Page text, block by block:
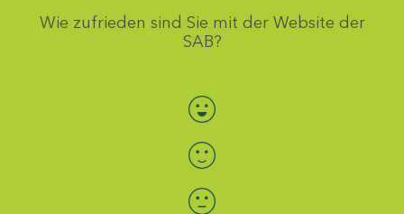
Wie zufrieden sind Sie mit der Website der
SAB?
Bewertung auswählen